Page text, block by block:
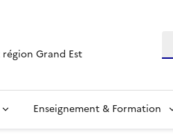
Grand Est
Enseignement & Formation